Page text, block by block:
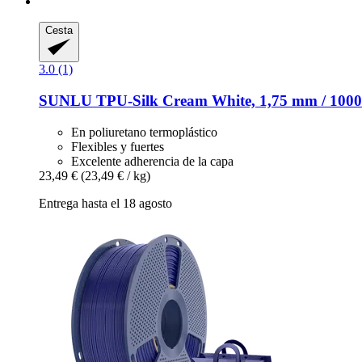
Cesta
3.0 (1)
SUNLU TPU-​Silk Cream White, 1,75 mm /
En poliuretano termoplástico
Flexibles y fuertes
Excelente adherencia de la capa
23,49 € (23,49 € / kg)
Entrega hasta el 18 agosto